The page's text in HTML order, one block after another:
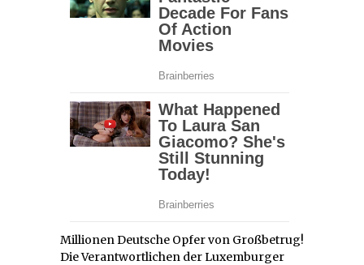
Millionen Deutsche Opfer von Großbetrug!
Die Verantwortlichen der Luxemburger